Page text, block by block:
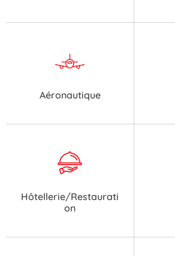
Aéronautique
Hôtellerie/Restaurati
on